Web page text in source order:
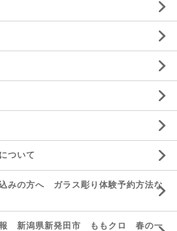
ついて
みの方へ ガラス彫り体験予約方法な
報 新潟県新発田市 ももクロ 春の一